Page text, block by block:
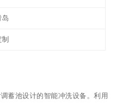
岛
蓄池设计的智能冲洗设备。利用